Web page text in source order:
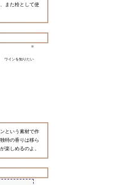
また栓として使
ワインを知りたい
という素材で作
特の香りは移ら
楽しめるのよ。